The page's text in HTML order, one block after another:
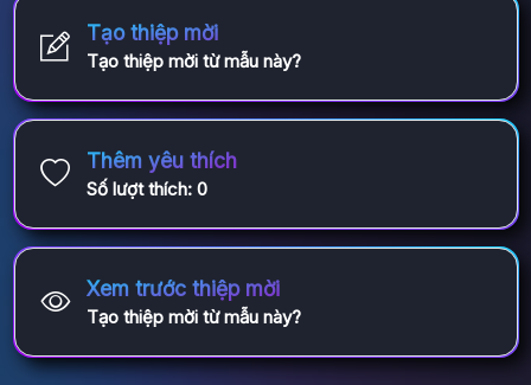
Tạo thiệp mời
Tạo thiệp mời từ mẫu này?
Thêm yêu thích
Số lượt thích: 0
Xem trước thiệp mời
Tạo thiệp mời từ mẫu này?